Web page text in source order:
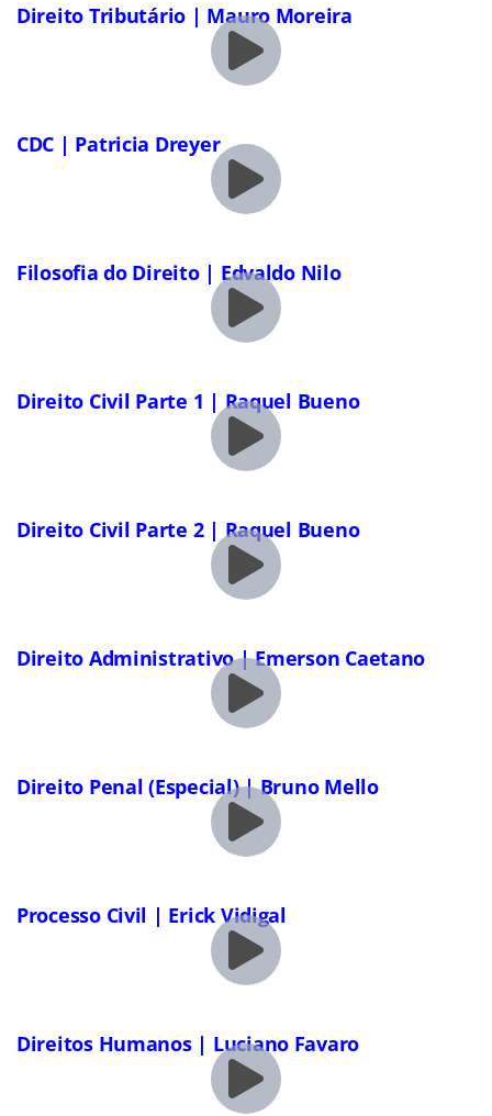
Direito Tributário | Mauro Moreira
CDC | Patricia Dreyer
Filosofia do Direito | Edvaldo Nilo
Direito Civil Parte 1 | Raquel Bueno
Direito Civil Parte 2 | Raquel Bueno
Direito Administrativo | Emerson Caetano
Direito Penal (Especial) | Bruno Mello
Processo Civil | Erick Vidigal
Direitos Humanos | Luciano Favaro